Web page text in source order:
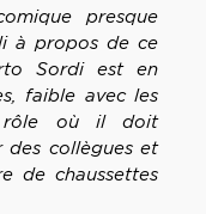
presque
à propos de ce
Sordi est en
faible avec les
rôle où il doit
des collègues et
de chaussettes